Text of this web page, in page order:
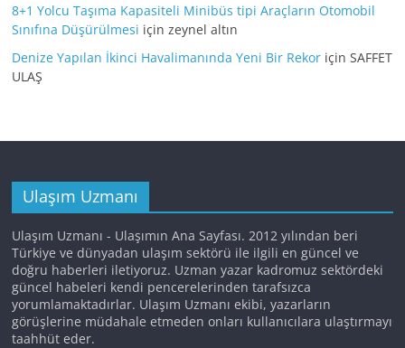
8+1 Yolcu Taşıma Kapasiteli Minibüs tipi Araçların Otomobil
Sınıfına Düşürülmesi içinzeynel altın
Denize Yapılan İkinci Havalimanında Yeni Bir Rekor içinSAFFET
ULAŞ
Ulaşım Uzmanı
Ulaşım Uzmanı - Ulaşımın Ana Sayfası. 2012 yılından beri
Türkiye ve dünyadan ulaşım sektörü ile ilgili en güncel ve
doğru haberleri iletiyoruz. Uzman yazar kadromuz sektördeki
güncel habeleri kendi pencerelerinden tarafsızca
yorumlamaktadırlar. Ulaşım Uzmanı ekibi, yazarların
görüşlerine müdahale etmeden onları kullanıcılara ulaştırmayı
taahhüt eder.